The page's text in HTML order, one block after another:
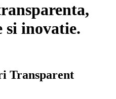
si inovatie.
Transparent